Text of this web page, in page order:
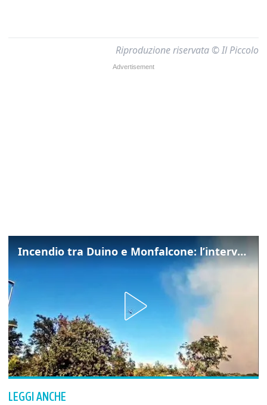
Riproduzione riservata © Il Piccolo
Incendio tra Duino e Monfalcone: l’intervento dei vigili del fuoco
LEGGI ANCHE